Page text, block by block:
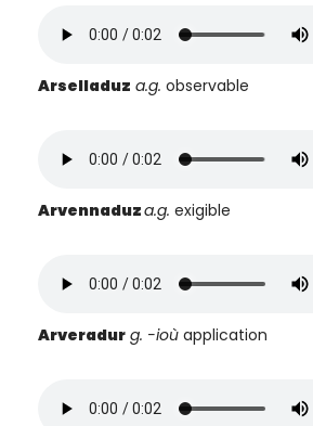
Arselladuz a.g. observable
Arvennaduza.g. exigible
Arveradur g. -ioù application